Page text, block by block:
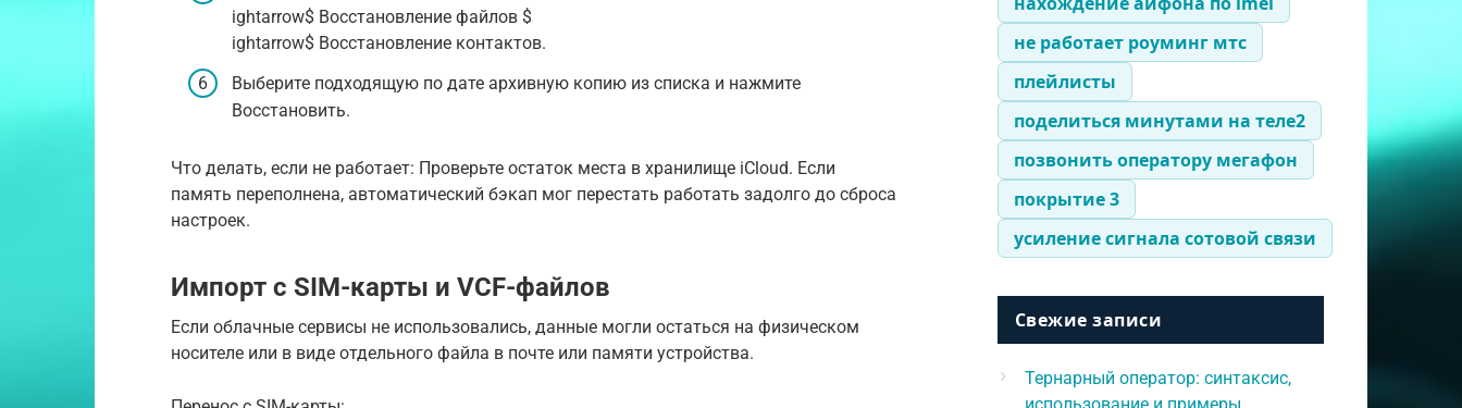
ightarrow$ Восстановление файлов $
ightarrow$ Восстановление контактов.
Выберите подходящую по дате архивную копию из списка и нажмите
Восстановить.
Что делать, если не работает: Проверьте остаток места в хранилище iCloud. Если
память переполнена, автоматический бэкап мог перестать работать задолго до сброса
настроек.
Импорт с SIM-карты и VCF-файлов
Если облачные сервисы не использовались, данные могли остаться на физическом
носителе или в виде отдельного файла в почте или памяти устройства.
не работает роуминг мтс
плейлисты
поделиться минутами на теле2
позвонить оператору мегафон
покрытие 3
усиление сигнала сотовой связи
Свежие записи
Тернарный оператор: синтаксис,